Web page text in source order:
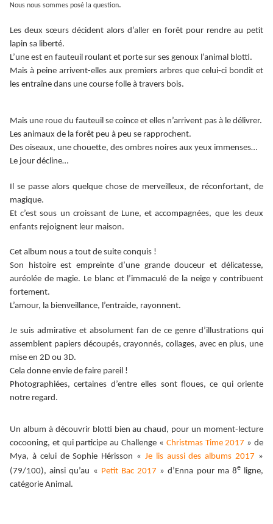
Nous nous sommes posé la question.
Les deux sœurs décident alors d’aller en forêt pour rendre au petit
lapin sa liberté.
L’une est en fauteuil roulant et porte sur ses genoux l’animal blotti.
Mais à peine arrivent-elles aux premiers arbres que celui-ci bondit et
les entraîne dans une course folle à travers bois.
Mais une roue du fauteuil se coince et elles n’arrivent pas à le délivrer.
Les animaux de la forêt peu à peu se rapprochent.
Des oiseaux, une chouette, des ombres noires aux yeux immenses…
Le jour décline…
Il se passe alors quelque chose de merveilleux, de réconfortant, de
magique.
Et c’est sous un croissant de Lune, et accompagnées, que les deux
enfants rejoignent leur maison.
Cet album nous a tout de suite conquis !
Son histoire est empreinte d’une grande douceur et délicatesse,
auréolée de magie. Le blanc et l’immaculé de la neige y contribuent
fortement.
L’amour, la bienveillance, l’entraide, rayonnent.
Je suis admirative et absolument fan de ce genre d’illustrations qui
assemblent papiers découpés, crayonnés, collages, avec en plus, une
mise en 2D ou 3D.
Cela donne envie de faire pareil !
Photographiées, certaines d’entre elles sont floues, ce qui oriente
notre regard.
Un album à découvrir blotti bien au chaud, pour un moment-lecture
cocooning, et qui participe au Challenge « Christmas Time 2017 » de
Mya, à celui de Sophie Hérisson « Je lis aussi des albums 2017 »
(79/100), ainsi qu’au « Petit Bac 2017 » d’Enna pour ma 8eligne,
catégorie Animal.